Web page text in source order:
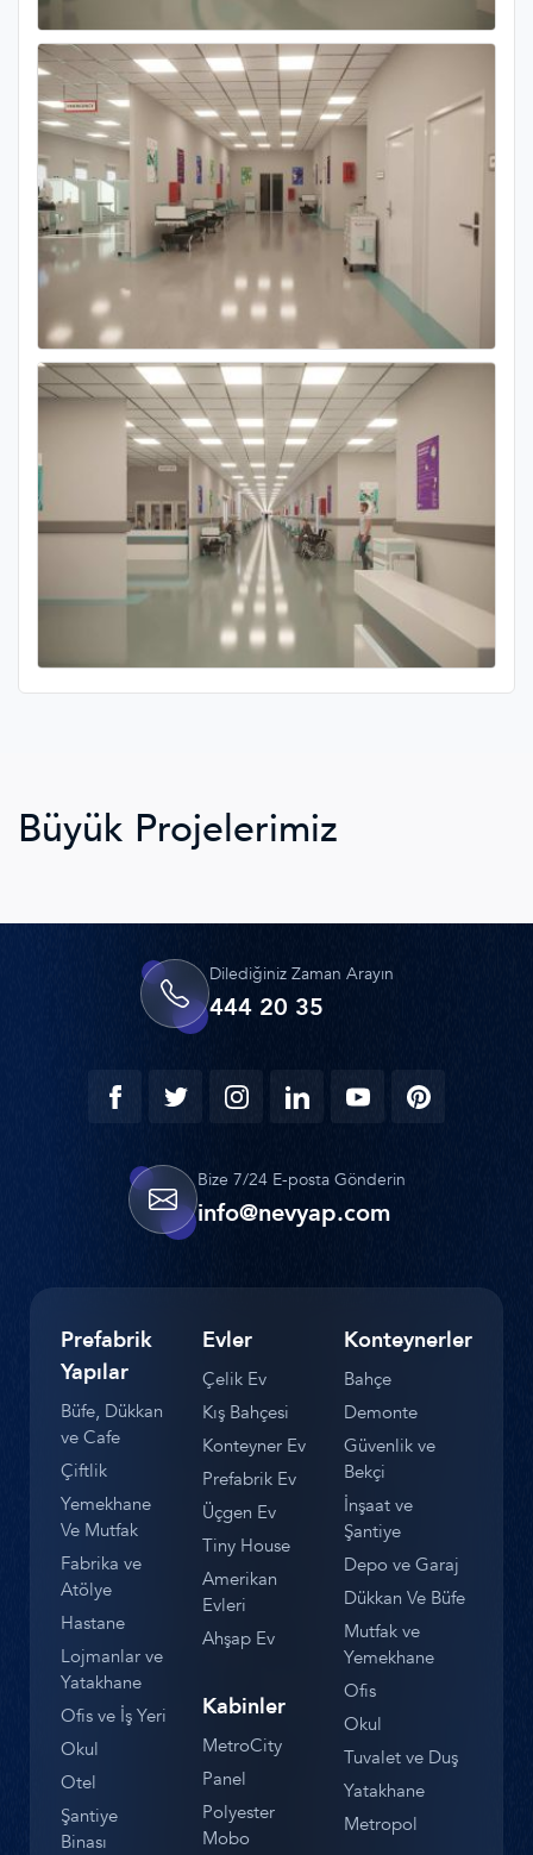
Büyük Projelerimiz
Dilediğiniz Zaman Arayın
444 20 35
Bize 7/24 E-posta Gönderin
info@nevyap.com
Prefabrik
Yapılar
Büfe, Dükkan
ve Cafe
Çiftlik
Yemekhane
Ve Mutfak
Fabrika ve
Atölye
Hastane
Lojmanlar ve
Yatakhane
Ofis ve İş Yeri
Okul
Otel
Şantiye
Binası
Evler
Çelik Ev
Kış Bahçesi
Konteyner Ev
Prefabrik Ev
Üçgen Ev
Tiny House
Amerikan
Evleri
Ahşap Ev
Kabinler
MetroCity
Panel
Polyester
Mobo
Konteynerler
Bahçe
Demonte
Güvenlik ve
Bekçi
İnşaat ve
Şantiye
Depo ve Garaj
Dükkan Ve Büfe
Mutfak ve
Yemekhane
Ofis
Okul
Tuvalet ve Duş
Yatakhane
Metropol